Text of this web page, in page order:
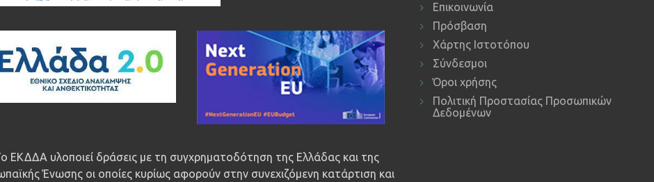
ΕΚΔΔΑ υλοποιεί δράσεις με τη συγχρηματοδότηση της Ελλάδας και της
Ένωσης οι οποίες κυρίως αφορούν στην συνεχιζόμενη κατάρτιση και
Επικοινωνία
Πρόσβαση
Χάρτης Ιστοτόπου
Σύνδεσμοι
Όροι χρήσης
Πολιτική Προστασίας Προσωπικών
Δεδομένων